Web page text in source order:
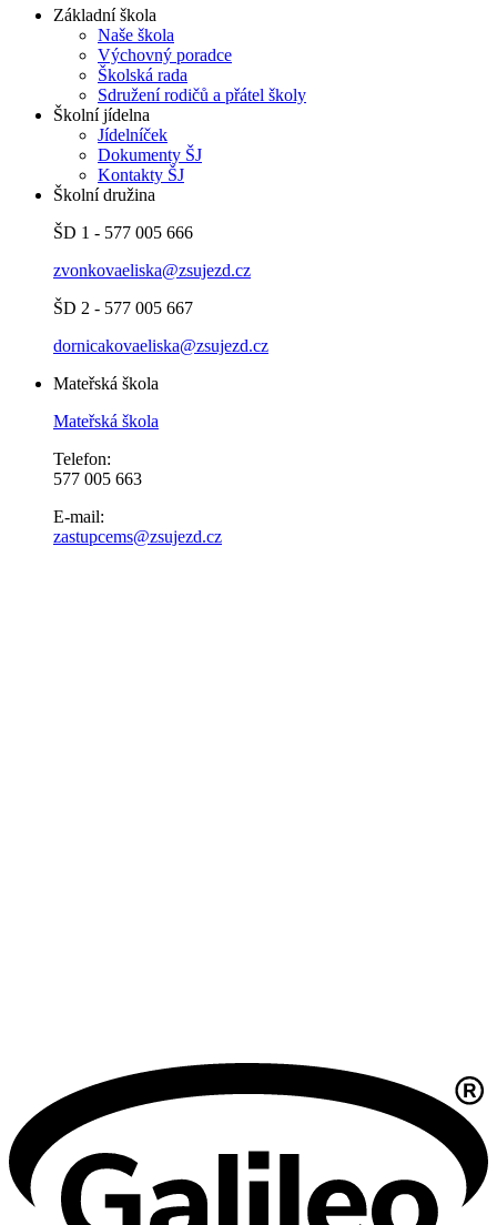
Základní škola
Naše škola
Výchovný poradce
Školská rada
Sdružení rodičů a přátel školy
Školní jídelna
Jídelníček
Dokumenty ŠJ
Kontakty ŠJ
Školní družina
ŠD 1 - 577 005 666
zvonkovaeliska@zsujezd.cz
ŠD 2 - 577 005 667
dornicakovaeliska@zsujezd.cz
Mateřská škola
Mateřská škola
Telefon:
577 005 663
E-mail:
zastupcems@zsujezd.cz